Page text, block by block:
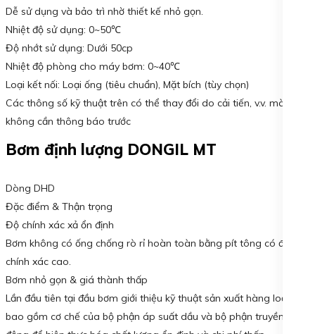
Dễ sử dụng và bảo trì nhờ thiết kế nhỏ gọn.
Nhiệt độ sử dụng: 0~50℃
Độ nhớt sử dụng: Dưới 50cp
Nhiệt độ phòng cho máy bơm: 0~40℃
Loại kết nối: Loại ống (tiêu chuẩn), Mặt bích (tùy chọn)
Các thông số kỹ thuật trên có thể thay đổi do cải tiến, v.v. mà
không cần thông báo trước
Bơm định lượng DONGIL MT
Dòng DHD
Đặc điểm & Thận trọng
Độ chính xác xả ổn định
Bơm không có ống chống rò rỉ hoàn toàn bằng pít tông có độ
chính xác cao.
Bơm nhỏ gọn & giá thành thấp
Lần đầu tiên tại đầu bơm giới thiệu kỹ thuật sản xuất hàng loạt
bao gồm cơ chế của bộ phận áp suất dầu và bộ phận truyền